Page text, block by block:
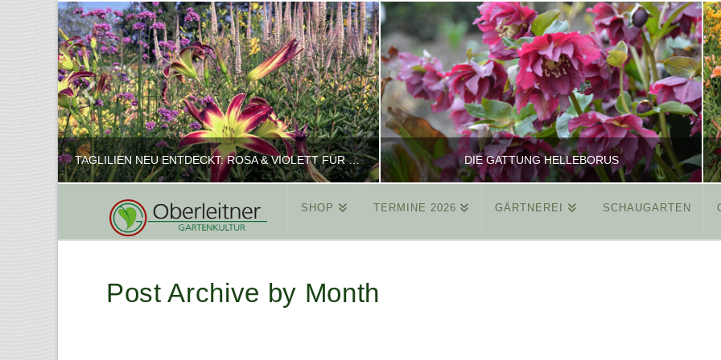
TAGLILIEN NEU ENTDECKT: ROSA & VIOLETT FÜR ROMANTISCHE PFLANZKOMBINATIONEN
REINHARD
DIE GATTUNG HELLEBORUS
REINHARD
SHOP TERMINE 2026 GÄRTNEREI SCHAUGARTEN
Post Archive by Month